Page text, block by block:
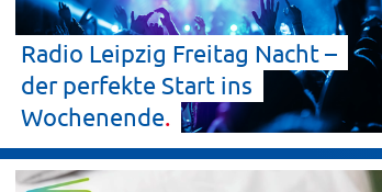
Radio Leipzig Freitag Nacht –
der perfekte Start ins
Wochenende